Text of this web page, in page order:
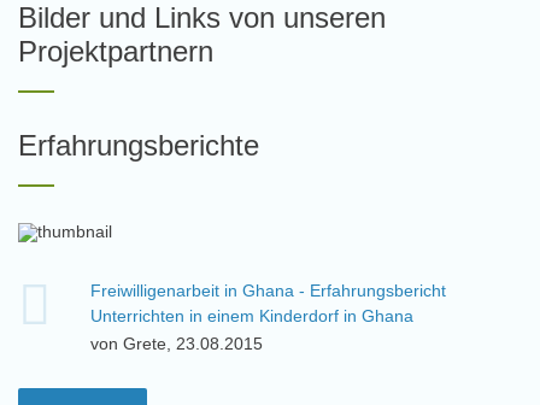
Bilder und Links von unseren
Projektpartnern
Erfahrungsberichte
Freiwilligenarbeit in Ghana - Erfahrungsbericht
Unterrichten in einem Kinderdorf in Ghana
von Grete, 23.08.2015